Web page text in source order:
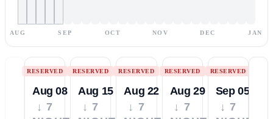
AUG SEP OCT NOV DEC JAN
RESERVED
Aug 08
↓ 7
RESERVED
Aug 15
↓ 7
RESERVED
Aug 22
↓ 7
RESERVED
Aug 29
↓ 7
RESERVED
Sep 05
↓ 7